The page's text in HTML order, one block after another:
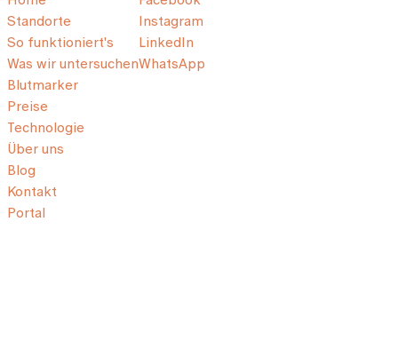
Standorte
So funktioniert's
Was wir untersuchen
Blutmarker
Preise
Technologie
Über uns
Blog
Kontakt
Portal
Instagram
LinkedIn
WhatsApp